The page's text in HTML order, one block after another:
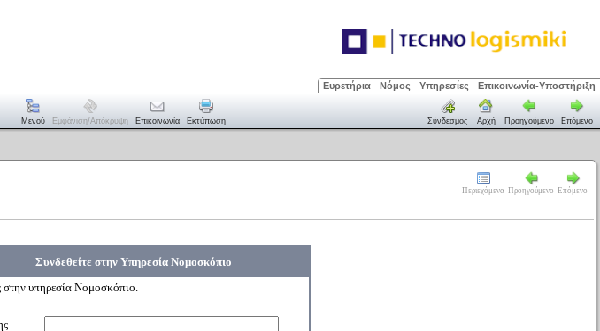
Ευρετήρια Νόμος Υπηρεσίες Επικοινωνία-Υποστήριξη
Μενού Εμφάνιση/απόκρυψη Επικοινωνία Εκτύπωση Σύνδεσμος Αρχή Προηγούμενο Επόμενο